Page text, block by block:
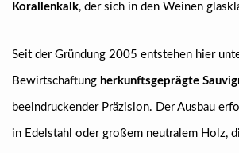
Korallenkalk, der sich in den Weinen
Seit der Gründung 2005 entstehen hier
Bewirtschaftung herkunftsgeprägte
beeindruckender Präzision. Der Ausbau
in Edelstahl oder großem neutralem Holz,